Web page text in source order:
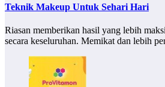
Teknik Makeup Untuk Sehari Hari
Riasan memberikan hasil yang lebih
secara keseluruhan. Memikat dan lebih